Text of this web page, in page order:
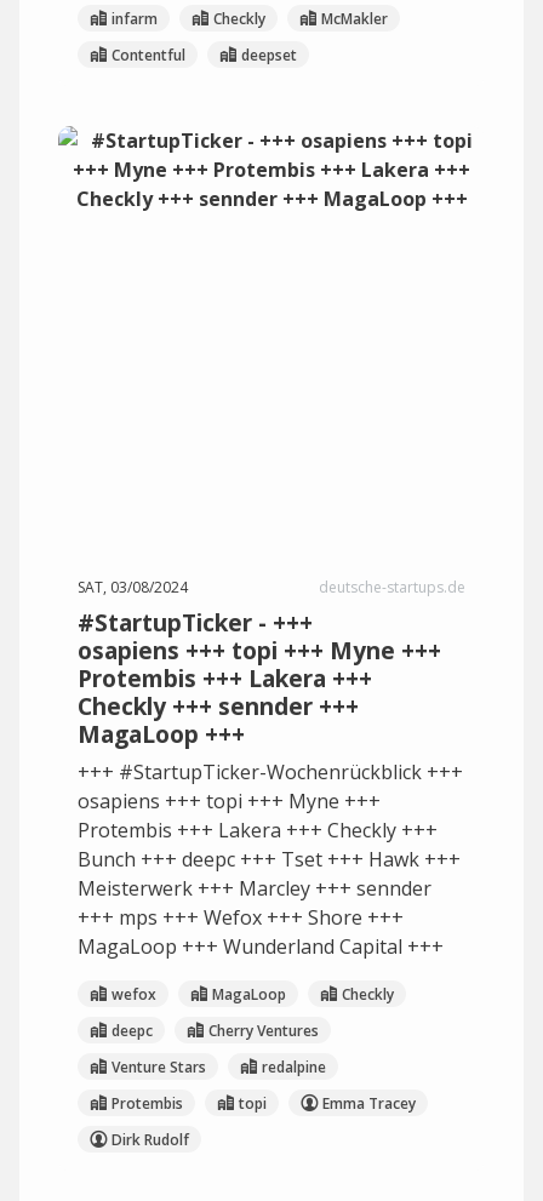
infarm Checkly
McMakler
Contentful
deepset
SAT, 03/08/2024 deutsche-startups.de
#StartupTicker - +++
osapiens +++ topi +++ Myne +++
Protembis +++ Lakera +++
Checkly +++ sennder +++
MagaLoop +++
+++ #StartupTicker-Wochenrückblick +++
osapiens +++ topi +++ Myne +++
Protembis +++ Lakera +++ Checkly +++
Bunch +++ deepc +++ Tset +++ Hawk +++
Meisterwerk +++ Marcley +++ sennder
+++ mps +++ Wefox +++ Shore +++
MagaLoop +++ Wunderland Capital +++
wefox MagaLoop
Checkly
deepc
Cherry Ventures
Venture Stars
redalpine
Protembis
topi
Emma Tracey
Dirk Rudolf